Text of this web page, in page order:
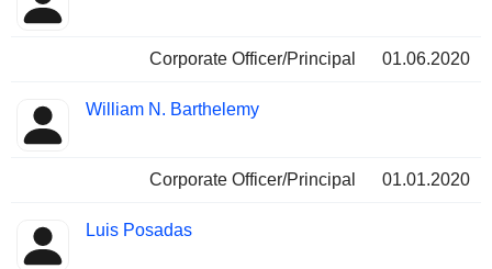
Corporate Officer/Principal 01.06.2020
William N. Barthelemy
Corporate Officer/Principal 01.01.2020
Luis Posadas